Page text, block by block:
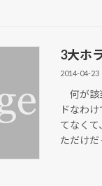
3大ホ
2014-04-23
何が該
ドなわ
てなく
ただけ